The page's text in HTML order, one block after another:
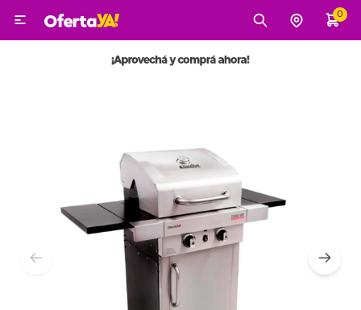
0
 MI CUENTA
Tecnología
Tv, Audio y Video
Tecnología
Gaming